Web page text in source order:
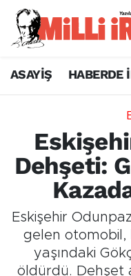
ASAYİŞ HABERDE
Dehşeti:
Eskişehir
gelen otomobil,
yaşındaki
öldürdü. Dehşet